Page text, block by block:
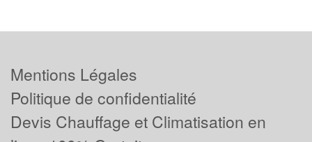
Mentions Légales
Politique de confidentialité
Devis Chauffage et Climatisation en